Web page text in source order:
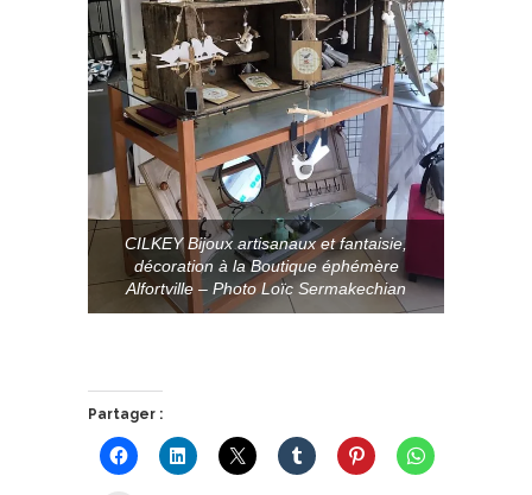
CILKEY Bijoux artisanaux et fantaisie,
décoration à la Boutique éphémère
Alfortville – Photo Loïc Sermakechian
Partager :